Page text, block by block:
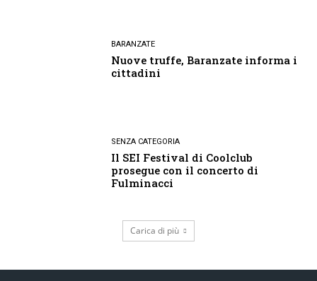
BARANZATE
Nuove truffe, Baranzate informa i
cittadini
SENZA CATEGORIA
Il SEI Festival di Coolclub
prosegue con il concerto di
Fulminacci
Carica di più